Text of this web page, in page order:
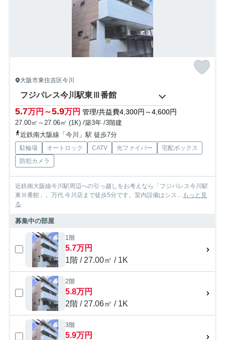
大阪市東住吉区今川
フジパレス今川駅東Ⅲ番館
5.7万円～5.9万円 管理/共益費4,300円～4,600円
27.00㎡～27.06㎡ (1K) /築3年 /3階建
近鉄南大阪線「今川」駅 徒歩7分
駐輪場 オートロック CATV 光ファイバー
宅配ボックス
防犯カメラ
近鉄南大阪線今川駅周辺への引っ越しをお考えなら「フジパレス今川駅
東Ⅲ番館」。万代 今川店まで徒歩5分です。室内設備はシス... もっと見
る
募集中の部屋
1階
5.7万円
1階 / 27.00㎡ / 1K
2階
5.8万円
2階 / 27.06㎡ / 1K
3階
5.9万円